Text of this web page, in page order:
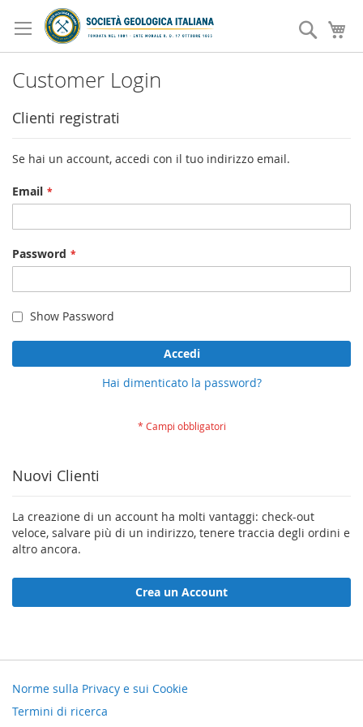
al
contenuto
Search
Customer Login
Clienti registrati
Se hai un account, accedi con il tuo indirizzo email.
Email
Password
Show Password
Accedi
Hai dimenticato la password?
Nuovi Clienti
La creazione di un account ha molti vantaggi: check-out
veloce, salvare più di un indirizzo, tenere traccia degli ordini e
altro ancora.
Crea un Account
Norme sulla Privacy e sui Cookie
Termini di ricerca